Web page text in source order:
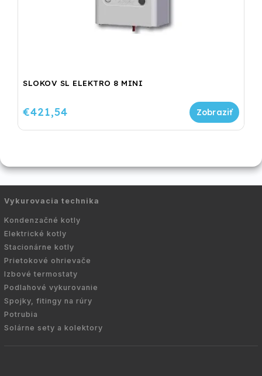
SLOKOV SL ELEKTRO 8 MINI
€421,54
Vykurovacia technika
Kondenzačné kotly
Elektrické kotly
Stacionárne kotly
Prietokové ohrievače
Izbové termostaty
Podlahové vykurovanie
Spojky, fitingy na rúry
Potrubia
Solárne sety a kolektory